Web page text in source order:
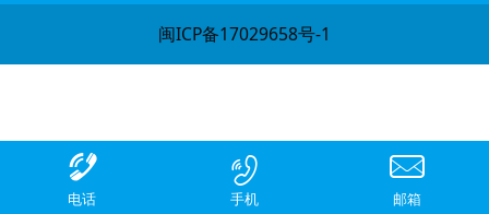
闽ICP备17029658号-1
电话 手机 邮箱